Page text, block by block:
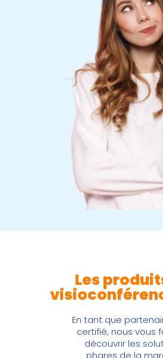
Les
En tant que
certifié, nous vous
découvrir les
phares de la